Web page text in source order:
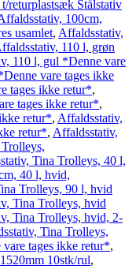
returplastsæk Stålstativ
100cm,
usamlet, Affaldsstativ,
110 l, grøn
110 l, gul *Denne vare
vare tages ikke
tages ikke retur*,
tages ikke retur*,
retur*, Affaldsstativ,
retur*, Affaldsstativ,
Tina Trolleys, 40 l,
40 l, hvid,
Trolleys, 90 l, hvid
Tina Trolleys, hvid
Tina Trolleys, hvid, 2-
Tina Trolleys,
tages ikke retur*,
10stk/rul,